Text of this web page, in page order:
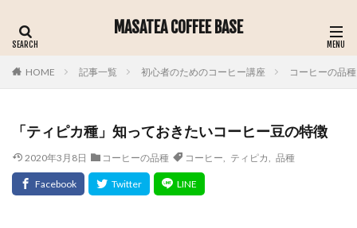
MASATEA COFFEE BASE
HOME 記事一覧 初心者のためのコーヒー講座 コーヒーの品種
「ティピカ種」知っておきたいコーヒー豆の特徴
2020年3月8日 コーヒーの品種 コーヒー ティピカ 品種